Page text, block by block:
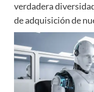
verdadera
de adquisición de